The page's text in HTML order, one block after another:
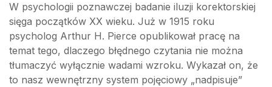
W psychologii poznawczej badanie iluzji korektorskiej
sięga początków XX wieku. Już w 1915 roku
psycholog Arthur H. Pierce opublikował pracę na
temat tego, dlaczego błędnego czytania nie można
tłumaczyć wyłącznie wadami wzroku. Wykazał on, że
to nasz wewnętrzny system pojęciowy „nadpisuje”